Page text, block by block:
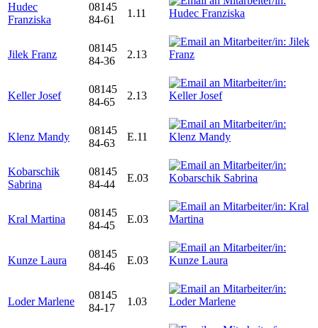
Hudec
Franziska
08145
84-61
1.11
Jilek Franz
08145
84-36
2.13
Keller Josef
08145
84-65
2.13
Klenz Mandy
08145
84-63
E.11
Kobarschik
Sabrina
08145
84-44
E.03
Kral Martina
08145
84-45
E.03
Kunze Laura
08145
84-46
E.03
Loder Marlene
08145
84-17
1.03